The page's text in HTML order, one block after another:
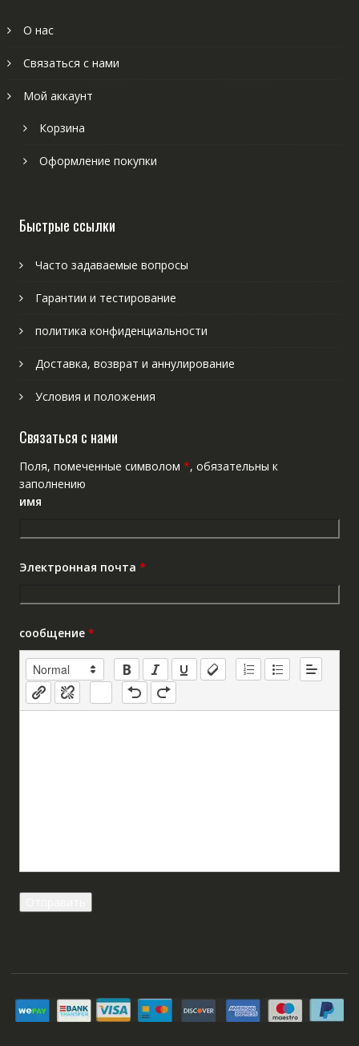
О нас
Связаться с нами
Мой аккаунт
Корзина
Оформление покупки
Быстрые ссылки
Часто задаваемые вопросы
Гарантии и тестирование
политика конфиденциальности
Доставка, возврат и аннулирование
Условия и положения
Связаться с нами
Поля, помеченные символом *, обязательны к
заполнению
имя
Электронная почта *
сообщение *